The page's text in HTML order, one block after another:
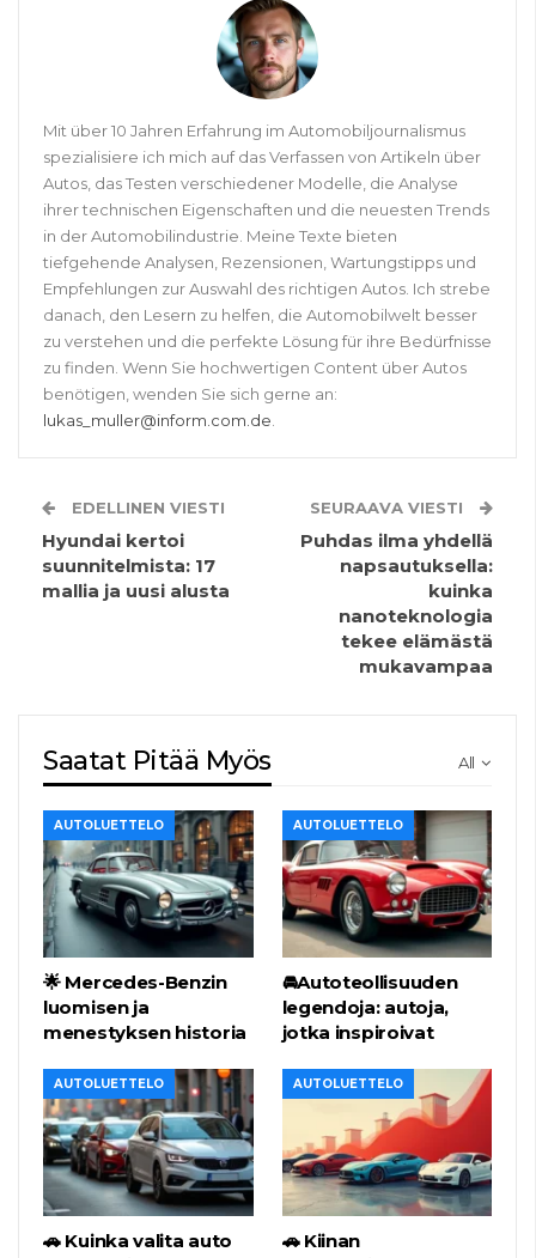
Mit über 10 Jahren Erfahrung im Automobiljournalismus
spezialisiere ich mich auf das Verfassen von Artikeln über
Autos, das Testen verschiedener Modelle, die Analyse
ihrer technischen Eigenschaften und die neuesten Trends
in der Automobilindustrie. Meine Texte bieten
tiefgehende Analysen, Rezensionen, Wartungstipps und
Empfehlungen zur Auswahl des richtigen Autos. Ich strebe
danach, den Lesern zu helfen, die Automobilwelt besser
zu verstehen und die perfekte Lösung für ihre Bedürfnisse
zu finden. Wenn Sie hochwertigen Content über Autos
benötigen, wenden Sie sich gerne an:
lukas_muller@inform.com.de
EDELLINEN VIESTI
Hyundai kertoi
suunnitelmista: 17
mallia ja uusi alusta
SEURAAVA VIESTI
Puhdas ilma yhdellä
napsautuksella:
kuinka
nanoteknologia
tekee elämästä
mukavampaa
All
Saatat Pitää Myös
AUTOLUETTELO
🌟 Mercedes-Benzin
luomisen ja
menestyksen historia
AUTOLUETTELO
🚘Autoteollisuuden
legendoja: autoja,
jotka inspiroivat
AUTOLUETTELO
🚗 Kuinka valita auto
AUTOLUETTELO
🚗 Kiinan